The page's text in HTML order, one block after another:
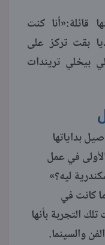
قائلة:«أنا كنت
بقت تركز على
بيخلي تريندات
بداياتها
في عمل
ليه؟»
كانت في
التجربة بأنها
والسينما.